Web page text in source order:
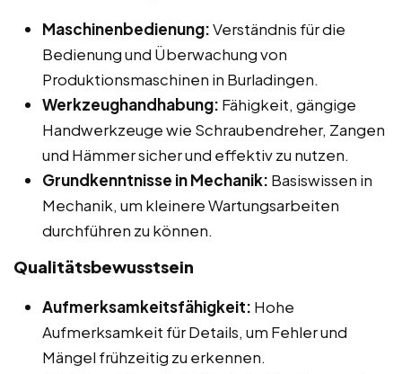
Maschinenbedienung:Verständnis für die
Bedienung und Überwachung von
Produktionsmaschinen in Burladingen.
Werkzeughandhabung: Fähigkeit, gängige
Handwerkzeuge wie Schraubendreher, Zangen
und Hämmer sicher und effektiv zu nutzen.
Grundkenntnisse in Mechanik: Basiswissen in
Mechanik, um kleinere Wartungsarbeiten
durchführen zu können.
Qualitätsbewusstsein
Aufmerksamkeitsfähigkeit: Hohe
Aufmerksamkeit für Details, um Fehler und
Mängel frühzeitig zu erkennen.